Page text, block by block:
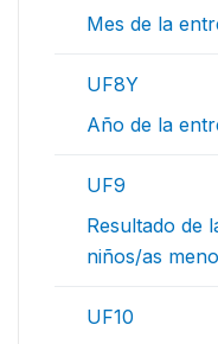
Mes de la
UF8Y
Año de la
UF9
Resultado de
niños/as
UF10